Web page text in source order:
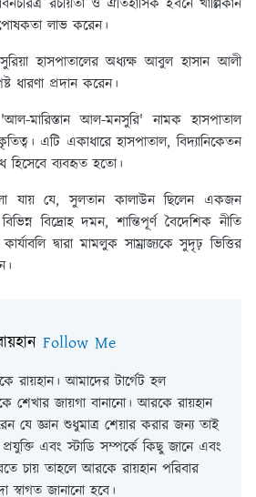
রচয়িতা ও ঐতিহাসিক ইবনে খাল্লিকান
লাভ করেন।
হাসপাতালের অধ্যক্ষ আবুল হাসান আলী
ধারণা প্রদান করেন।
মারিস্তান আল-মনসুরি' নামক হাসপাতাল
কৃতিত্ব। এটি একাধারে হাসপাতাল, বিদ্যানিকেতন
ব্যবহৃত হতো।
যায় যে, সুলতান কালাউন ছিলেন একজন
বিদ্রোহ দমন, শান্তিপূর্ণ বৈদেশিক নীতি
দ্বারা মামলুক সাম্রাজ্যকে সুদৃঢ় ভিত্তির
Follow Me
রায়হান। আমাদের টার্গেট হল
শেখার জায়গা বানানো। আরকে রায়হান
যে জ্ঞান শুধুমাত্র শেয়ার করার জন্য তাই
এবং স্টাডি সম্পর্কে কিছু জানে এবং
চায় তাহলে আরকে রায়হান পরিবার
স্বাগত জানানো হবে।